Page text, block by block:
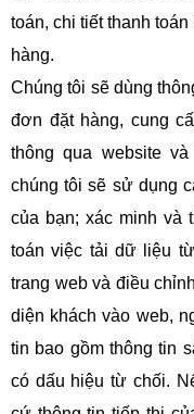
toán, chi tiết thanh
hàng.
Chúng tôi sẽ dùng
đơn đặt hàng, cung
thông qua website
chúng tôi sẽ sử dụng
của bạn; xác minh và
toán việc tải dữ liệu
trang web và điều
diện khách vào web,
tin bao gồm thông tin
có dấu hiệu từ chối.